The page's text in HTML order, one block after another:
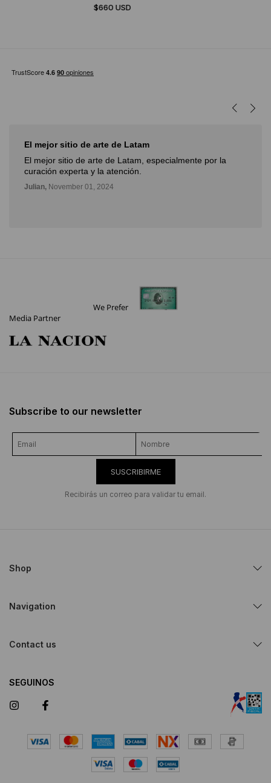
$660 USD
I had an excellent experience with…
I had an excellent experience with Diderot Art when
purchasing an important painting. I received great advice,
and the delivery of the artwork to my home was
outstanding.
We Prefer
Media Partner
Subscribe to our newsletter
SUSCRIBIRME
Recibirás un correo para validar tu email.
Shop
Navigation
Contact us
SEGUINOS